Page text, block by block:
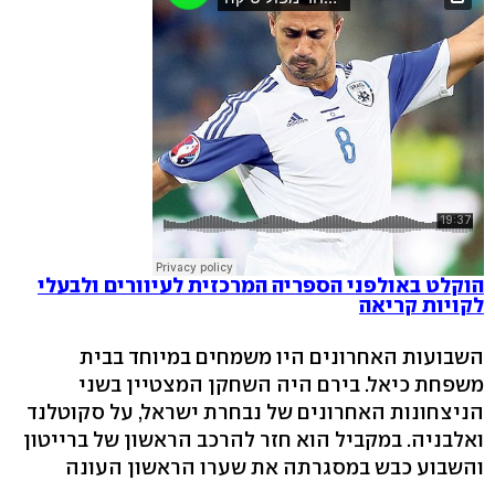
הוקלט באולפני הספריה המרכזית לעיוורים ולבעלי
לקויות קריאה
השבועות האחרונים היו משמחים במיוחד בבית
משפחת כיאל. בירם היה השחקן המצטיין בשני
הניצחונות האחרונים של נבחרת ישראל, על סקוטלנד
ואלבניה. במקביל הוא חזר להרכב הראשון של ברייטון
והשבוע כבש במסגרתה את שערו הראשון העונה